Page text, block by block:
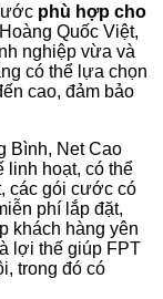
phù hợp cho
Quốc Việt,
nghiệp vừa và
có thể lựa chọn
cao, đảm bảo
Bình, Net Cao
linh hoạt, có thể
các gói cước có
phí lắp đặt,
khách hàng yên
lợi thế giúp FPT
trong đó có